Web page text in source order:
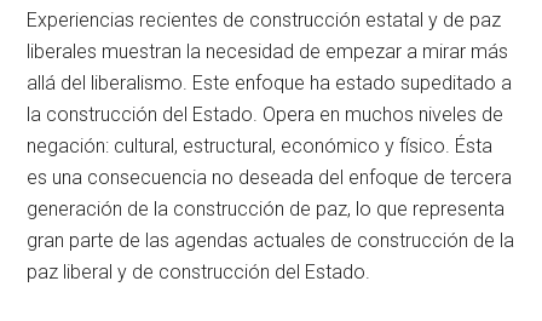
Experiencias recientes de construcción estatal y de paz
liberales muestran la necesidad de empezar a mirar más
allá del liberalismo. Este enfoque ha estado supeditado a
la construcción del Estado. Opera en muchos niveles de
negación: cultural, estructural, económico y físico. Ésta
es una consecuencia no deseada del enfoque de tercera
generación de la construcción de paz, lo que representa
gran parte de las agendas actuales de construcción de la
paz liberal y de construcción del Estado.